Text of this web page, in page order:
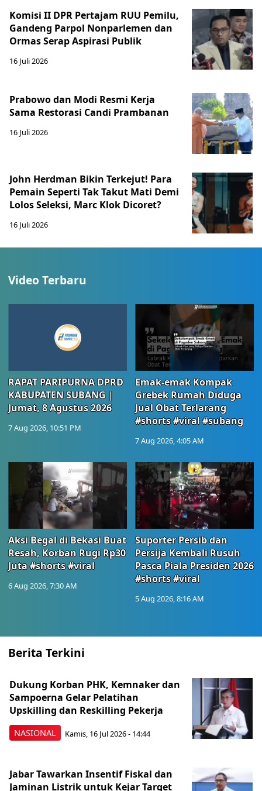
Komisi II DPR Pertajam RUU Pemilu,
Gandeng Parpol Nonparlemen dan
Ormas Serap Aspirasi Publik
16 Juli 2026
Prabowo dan Modi Resmi Kerja
Sama Restorasi Candi Prambanan
16 Juli 2026
John Herdman Bikin Terkejut! Para
Pemain Seperti Tak Takut Mati Demi
Lolos Seleksi, Marc Klok Dicoret?
16 Juli 2026
Video Terbaru
RAPAT PARIPURNA DPRD
KABUPATEN SUBANG |
Jumat, 8 Agustus 2026
7 Aug 2026, 10:51 PM
Emak-emak Kompak
Grebek Rumah Diduga
Jual Obat Terlarang
#shorts #viral #subang
7 Aug 2026, 4:05 AM
Aksi Begal di Bekasi Buat
Resah, Korban Rugi Rp30
Juta #shorts #viral
6 Aug 2026, 7:30 AM
Suporter Persib dan
Persija Kembali Rusuh
Pasca Piala Presiden 2026
#shorts #viral
5 Aug 2026, 8:16 AM
Berita Terkini
NASIONAL
Dukung Korban PHK, Kemnaker dan
Sampoerna Gelar Pelatihan
Upskilling dan Reskilling Pekerja
Kamis, 16 Jul 2026 - 14:44
Jabar Tawarkan Insentif Fiskal dan
Jaminan Listrik untuk Kejar Target